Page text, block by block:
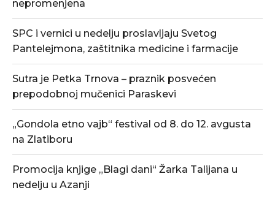
nepromenjena
SPC i vernici u nedelju proslavljaju Svetog
Pantelejmona, zaštitnika medicine i farmacije
Sutra je Petka Trnova – praznik posvećen
prepodobnoj mučenici Paraskevi
„Gondola etno vajb“ festival od 8. do 12. avgusta
na Zlatiboru
Promocija knjige „Blagi dani“ Žarka Talijana u
nedelju u Azanji